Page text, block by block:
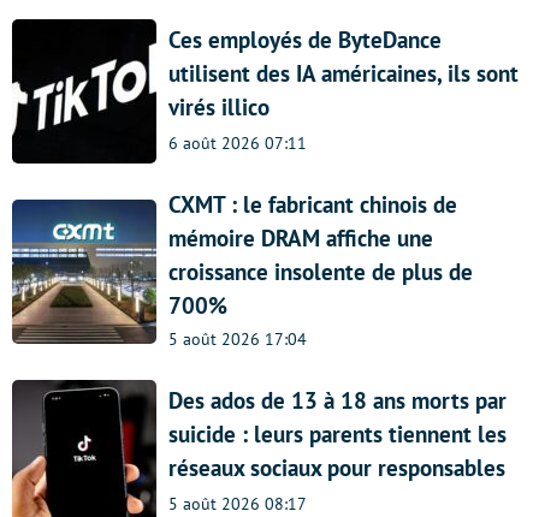
Ces employés de ByteDance
utilisent des IA américaines, ils sont
virés illico
6 août 2026 07:11
CXMT : le fabricant chinois de
mémoire DRAM affiche une
croissance insolente de plus de
700%
5 août 2026 17:04
Des ados de 13 à 18 ans morts par
suicide : leurs parents tiennent les
réseaux sociaux pour responsables
5 août 2026 08:17